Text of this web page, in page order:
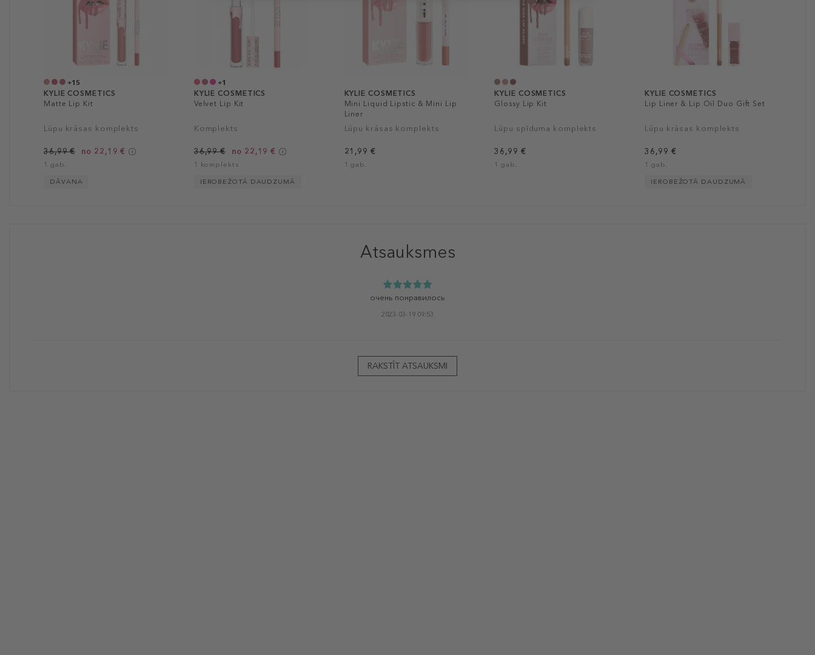
+15
KYLIE COSMETICS
Matte Lip Kit
Lūpu krāsas komplekts
36,99 € no 22,19 €
1 gab.
DĀVANA
+1
KYLIE COSMETICS
Velvet Lip Kit
Komplekts
36,99 € no 22,19 €
1 komplekts
IEROBEŽOTĀ DAUDZUMĀ
KYLIE COSMETICS
Mini Liquid Lipstic & Mini Lip
Liner
Lūpu krāsas komplekts
21,99 €
1 gab.
KYLIE COSMETICS
Glossy Lip Kit
Lūpu spīduma komplekts
36,99 €
1 gab.
KYLIE COSMETICS
Lip Liner & Lip Oil Duo Gift Set
Lūpu krāsas komplekts
36,99 €
1 gab.
IEROBEŽOTĀ DAUDZUMĀ
Atsauksmes
очень понравилось
2023-03-19 09:53
RAKSTĪT ATSAUKSMI